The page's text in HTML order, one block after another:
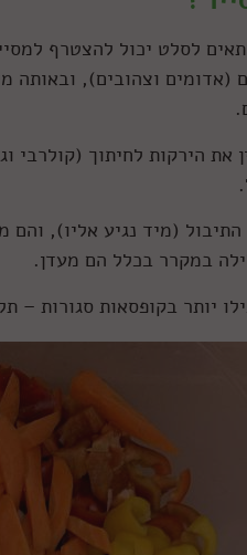
לסלט יכול להצטרף
(אדומים וצהובים), ובאותה
את הירקות לחיתוך (קולרבי
(מיד נגיע אליו),
במקרר בכלל הם מעדן.
יותר בקופסאות סגורות –